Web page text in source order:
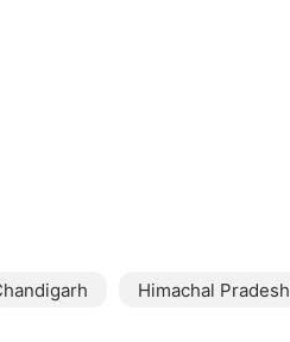
Himachal Pradesh